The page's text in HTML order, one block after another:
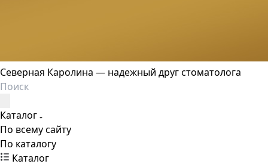
Северная Каролина — надежный друг стоматолога
Каталог
По всему сайту
По каталогу
Каталог